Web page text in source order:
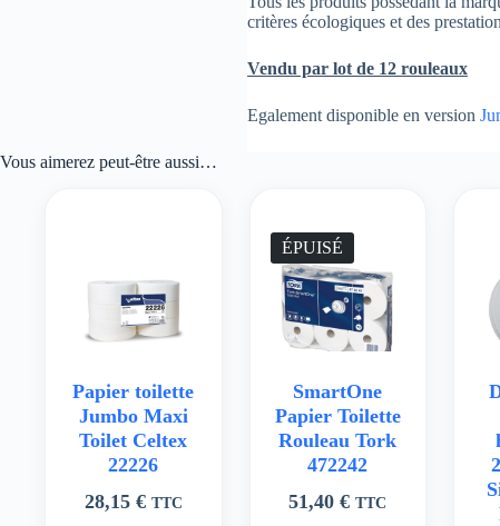
critères écologiques et des
Vendu par lot de 12 rouleaux
Egalement disponible en version
Vous aimerez peut-être aussi…
Papier toilette
Jumbo Maxi
Toilet Celtex
22226
28,15 € TTC
ÉPUISÉ
SmartOne
Papier Toilette
Rouleau Tork
472242
51,40€ TTC